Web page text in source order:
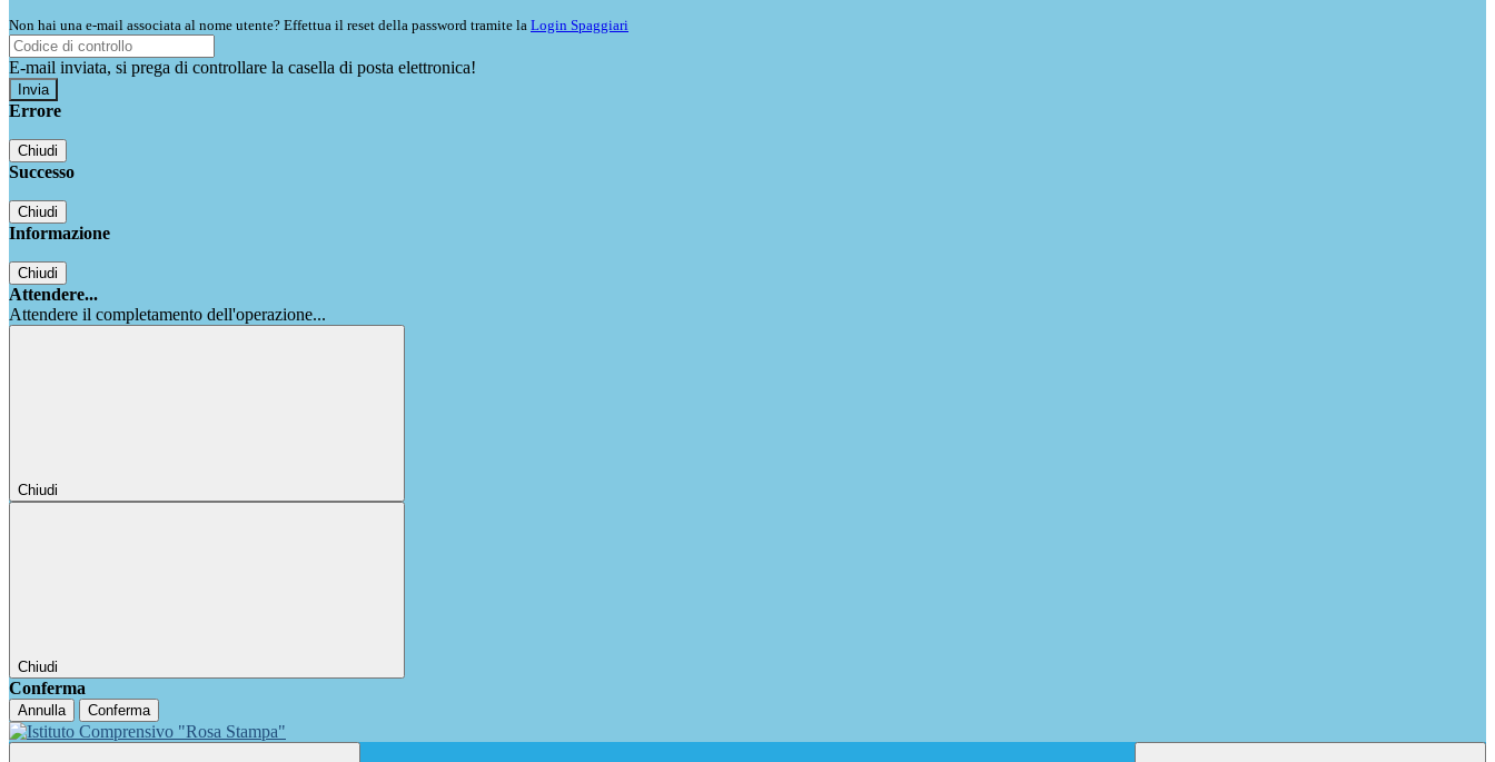
Non hai una e-mail associata al nome utente? Effettua il reset della password tramite la Login Spaggiari
E-mail inviata, si prega di controllare la casella di posta elettronica!
Errore
Chiudi
Successo
Chiudi
Informazione
Chiudi
Attendere...
Attendere il completamento dell'operazione...
Chiudi
Chiudi
Conferma
Annulla Conferma